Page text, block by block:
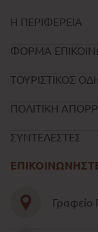
Η ΠΕΡΙΦΕΡΕΙΑ
ΦΟΡΜΑ
ΤΟΥΡΙΣΤΙΚΟΣ
ΠΟΛΙΤΙΚΗ
ΣΥΝΤΕΛΕΣΤΕΣ
Γραφείο